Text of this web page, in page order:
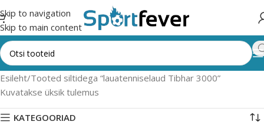
Skip to navigation
Skip to main content
Esileht Tooted siltidega “lauatenniselaud Tibhar 3000”
Kuvatakse üksik tulemus
KATEGOORIAD